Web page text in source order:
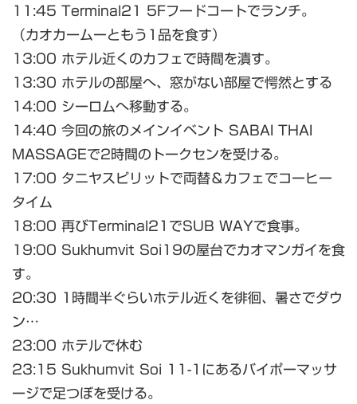
11:45 Terminal21 5Fフードコートでランチ。
（カオカームーともう1品を食す）
13:00 ホテル近くのカフェで時間を潰す。
13:30 ホテルの部屋へ、窓がない部屋で愕然とする
14:00 シーロムへ移動する。
14:40 今回の旅のメインイベント SABAI THAI
MASSAGEで2時間のトークセンを受ける。
17:00 タニヤスピリットで両替＆カフェでコーヒー
タイム
18:00 再びTerminal21でSUB WAYで食事。
19:00 Sukhumvit Soi19の屋台でカオマンガイを食
す。
20:30 1時間半ぐらいホテル近くを徘徊、暑さでダウ
ン…
23:00 ホテルで休む
23:15 Sukhumvit Soi 11-1にあるバイポーマッサ
ージで足つぼを受ける。